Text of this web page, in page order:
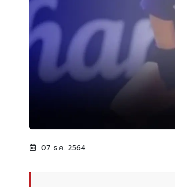
07 ธ.ค. 2564